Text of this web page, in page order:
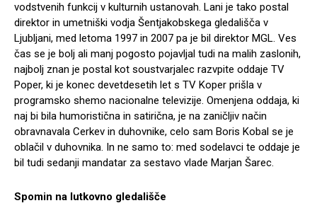
vodstvenih funkcij v kulturnih ustanovah. Lani je tako postal
direktor in umetniški vodja Šentjakobskega gledališča v
Ljubljani, med letoma 1997 in 2007 pa je bil direktor MGL. Ves
čas se je bolj ali manj pogosto pojavljal tudi na malih zaslonih,
najbolj znan je postal kot soustvarjalec razvpite oddaje TV
Poper, ki je konec devetdesetih let s TV Koper prišla v
programsko shemo nacionalne televizije. Omenjena oddaja, ki
naj bi bila humoristična in satirična, je na zaničljiv način
obravnavala Cerkev in duhovnike, celo sam Boris Kobal se je
oblačil v duhovnika. In ne samo to: med sodelavci te oddaje je
bil tudi sedanji mandatar za sestavo vlade Marjan Šarec.
Spomin na lutkovno gledališče